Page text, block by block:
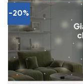
-20%